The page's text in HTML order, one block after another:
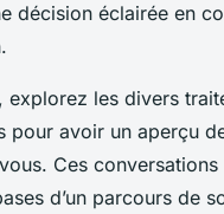
décision éclairée en
explorez les divers
pour avoir un aperçu
Ces
d’un parcours de